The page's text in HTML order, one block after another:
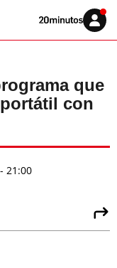
Volver
Iniciar
sesión
que
con
21:00